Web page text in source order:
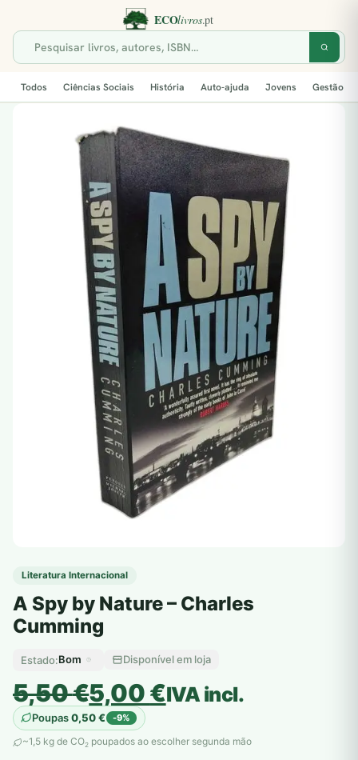
Todos Ciências Sociais História Auto-ajuda Jovens Gestão
Literatura Internacional
A Spy by Nature – Charles
Cumming
Estado:Bom Disponível em loja
5,50€
O
preço
original
5,00€
O
preço
atual
IVA incl.
Poupas0,50€ -9%
~1,5 kg de CO2 poupados ao escolher segunda mão